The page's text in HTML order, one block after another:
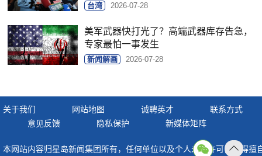
台湾 2026-07-28
美军武器快打光了？高端武器库存告急，
专家最怕一事发生
新闻解画 2026-07-28
关于我们 网站地图 诚聘英才
联系方式
意见反馈
隐私保护 新媒体矩阵
本网站内容归星岛新闻集团所有，任何单位以及个人未经许可，不得擅